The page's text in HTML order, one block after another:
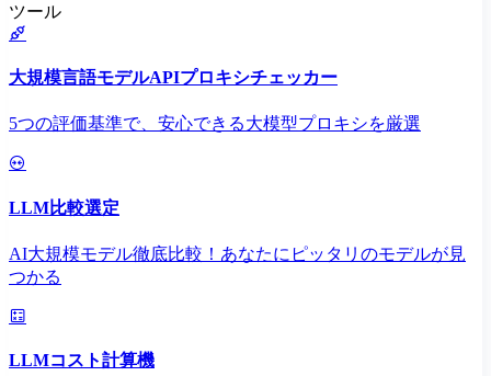
ツール
大規模言語モデルAPIプロキシチェッカー
5つの評価基準で、安心できる大模型プロキシを厳選
LLM比較選定
AI大規模モデル徹底比較！あなたにピッタリのモデルが見
つかる
LLMコスト計算機